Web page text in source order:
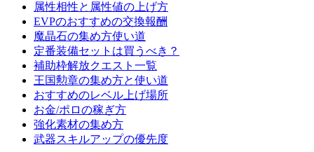
属性相性と属性値の上げ方
EVPのおすすめの交換報酬
魔晶石の集め方使い道
定番装備セットは買うべき？
補助枠解放クエスト一覧
王国勲章の集め方と使い道
おすすめのレベル上げ場所
お金/ポロの稼ぎ方
強化素材の集め方
武器スキルアップの優先度